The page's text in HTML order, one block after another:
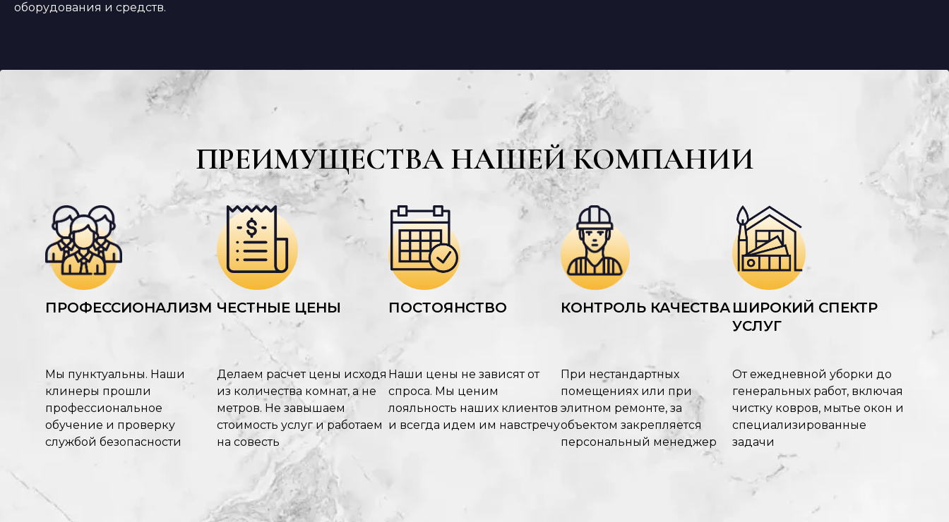
оборудования и средств.
ПРЕИМУЩЕСТВА НАШЕЙ КОМПАНИИ
ПРОФЕССИОНАЛИЗМ
Мы пунктуальны. Наши
клинеры прошли
профессиональное
обучение и проверку
службой безопасности
ЧЕСТНЫЕ ЦЕНЫ
Делаем расчет цены исходя
из количества комнат, а не
метров. Не завышаем
стоимость услуг и работаем
на совесть
ПОСТОЯНСТВО
Наши цены не зависят от
спроса. Мы ценим
лояльность наших клиентов
и всегда идем им навстречу
КОНТРОЛЬ КАЧЕСТВА
При нестандартных
помещениях или при
элитном ремонте, за
объектом закрепляется
персональный менеджер
ШИРОКИЙ СПЕКТР
УСЛУГ
От ежедневной уборки до
генеральных работ, включая
чистку ковров, мытье окон и
специализированные
задачи